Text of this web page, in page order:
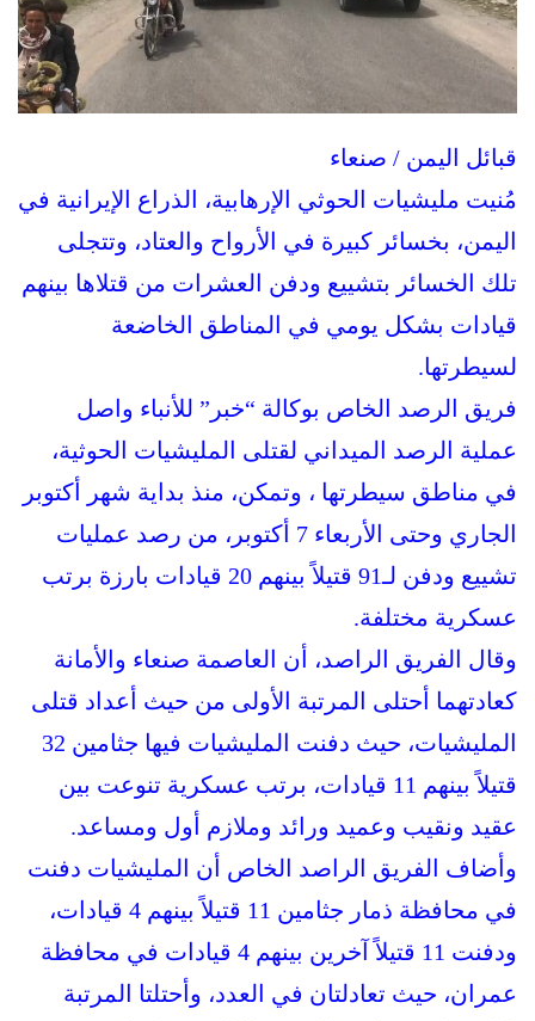
قبائل اليمن / صنعاء
مُنيت مليشيات الحوثي الإرهابية، الذراع الإيرانية في
اليمن، بخسائر كبيرة في الأرواح والعتاد، وتتجلى
تلك الخسائر بتشييع ودفن العشرات من قتلاها بينهم
قيادات بشكل يومي في المناطق الخاضعة
لسيطرتها.
فريق الرصد الخاص بوكالة “خبر” للأنباء واصل
عملية الرصد الميداني لقتلى المليشيات الحوثية،
في مناطق سيطرتها ، وتمكن، منذ بداية شهر أكتوبر
الجاري وحتى الأربعاء 7 أكتوبر، من رصد عمليات
تشييع ودفن لـ91 قتيلاً بينهم 20 قيادات بارزة برتب
عسكرية مختلفة.
وقال الفريق الراصد، أن العاصمة صنعاء والأمانة
كعادتهما أحتلى المرتبة الأولى من حيث أعداد قتلى
المليشيات، حيث دفنت المليشيات فيها جثامين 32
قتيلاً بينهم 11 قيادات، برتب عسكرية تنوعت بين
عقيد ونقيب وعميد ورائد وملازم أول ومساعد.
وأضاف الفريق الراصد الخاص أن المليشيات دفنت
في محافظة ذمار جثامين 11 قتيلاً بينهم 4 قيادات،
ودفنت 11 قتيلاً آخرين بينهم 4 قيادات في محافظة
عمران، حيث تعادلتان في العدد، وأحتلتا المرتبة